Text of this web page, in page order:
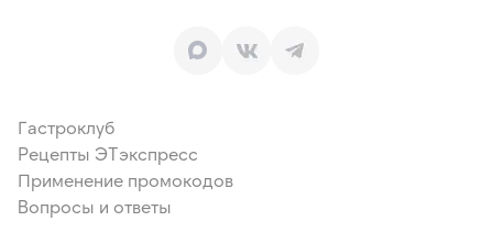
Гастроклуб
Рецепты ЭТэкспресс
Применение промокодов
Вопросы и ответы